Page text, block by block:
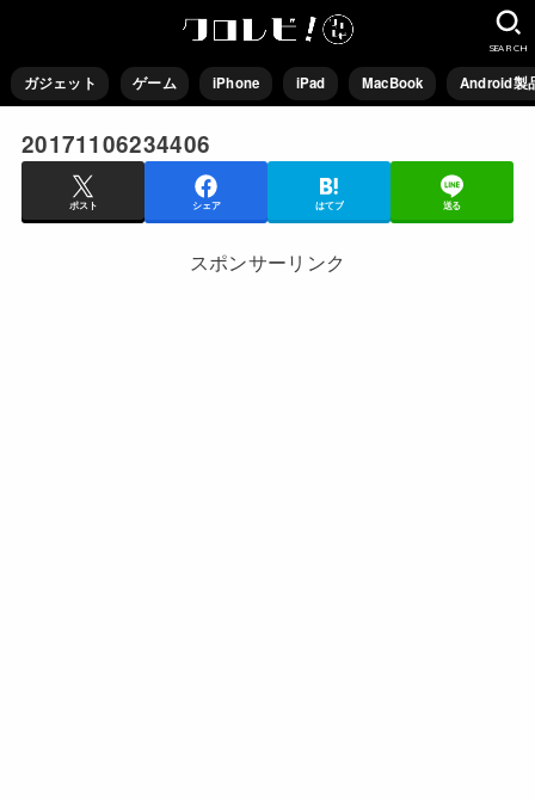
ガジェット ゲーム iPhone iPad MacBook Android製
SEARCH
20171106234406
ポスト シェア はてブ 送る
スポンサーリンク